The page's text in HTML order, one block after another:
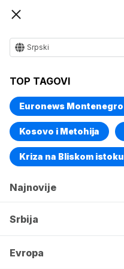
Srpski
TOP TAGOVI
Euronews Montenegro
Kosovo i Metohija
Kriza na Bliskom istoku
Najnovije
Srbija
Evropa
Vise o temi
Bojko Borisov